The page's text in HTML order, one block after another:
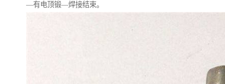
—有电顶锻—焊接结束。